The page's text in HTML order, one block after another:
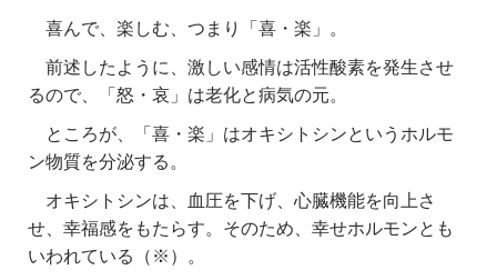
喜んで、楽しむ、つまり「喜・楽」。
前述したように、激しい感情は活性酸素を発生させ
るので、「怒・哀」は老化と病気の元。
ところが、「喜・楽」はオキシトシンというホルモ
ン物質を分泌する。
オキシトシンは、血圧を下げ、心臓機能を向上さ
せ、幸福感をもたらす。そのため、幸せホルモンとも
いわれている（※）。